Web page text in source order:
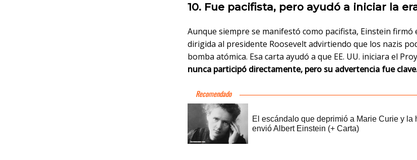
10. Fue pacifista, pero ayudó a iniciar la
Aunque siempre se manifestó como pacifista, Einstein firmó
dirigida al presidente Roosevelt advirtiendo que los nazis
bomba atómica. Esa carta ayudó a que EE. UU. iniciara el
nunca participó directamente, pero su advertencia fue